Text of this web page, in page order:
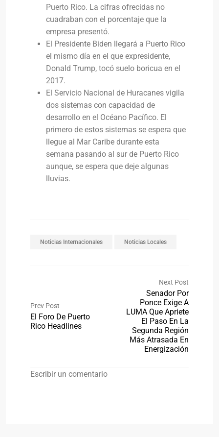
Puerto Rico. La cifras ofrecidas no
cuadraban con el porcentaje que la
empresa presentó.
El Presidente Biden llegará a Puerto Rico
el mismo día en el que expresidente,
Donald Trump, tocó suelo boricua en el
2017.
El Servicio Nacional de Huracanes vigila
dos sistemas con capacidad de
desarrollo en el Océano Pacífico. El
primero de estos sistemas se espera que
llegue al Mar Caribe durante esta
semana pasando al sur de Puerto Rico
aunque, se espera que deje algunas
lluvias.
Noticias Internacionales Noticias Locales
Prev Post
El Foro De Puerto
Rico Headlines
Next Post
Senador Por
Ponce Exige A
LUMA Que Apriete
El Paso En La
Segunda Región
Más Atrasada En
Energización
Escribir un comentario